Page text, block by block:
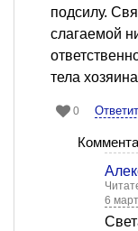
подсилу.
слагаемой
тела
0
6